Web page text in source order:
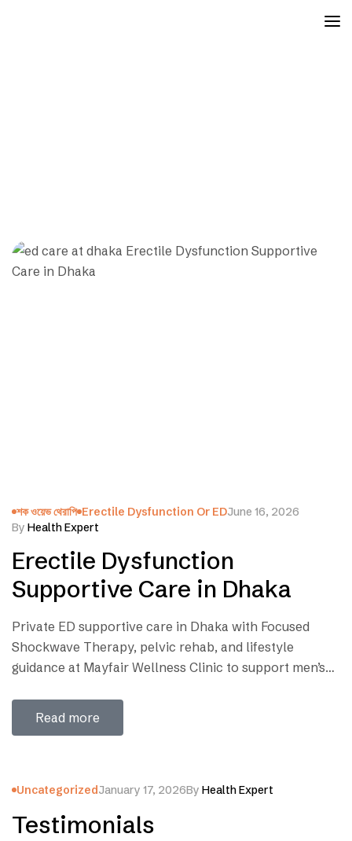
শক ওয়েভ থেরাপি Erectile Dysfunction Or EDJune 16, 2026
By Health Expert
Erectile Dysfunction
Supportive Care in Dhaka
Private ED supportive care in Dhaka with Focused
Shockwave Therapy, pelvic rehab, and lifestyle
guidance at Mayfair Wellness Clinic to support men’s
Read more
UncategorizedJanuary 17, 2026By Health Expert
Testimonials